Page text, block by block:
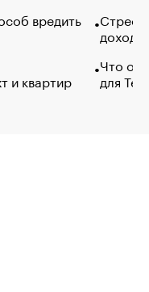
вредить
и квартир
Что
для